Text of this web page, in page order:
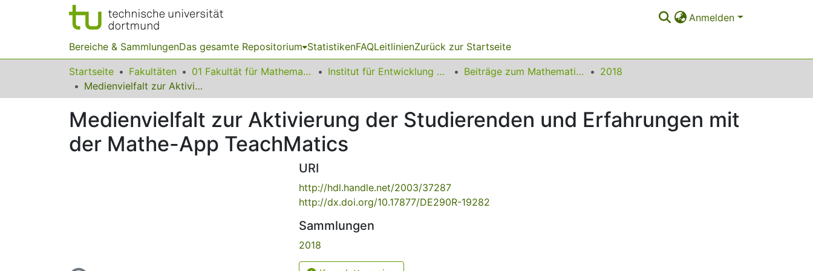
Anmelden
Bereiche & SammlungenDas gesamte Repositorium StatistikenFAQLeitlinienZurück zur Startseite
Startseite Fakultäten 01 Fakultät für Mathematik Institut für Entwicklung und Erforschung des Mathematikunterrichts Beiträge zum Mathematikunterricht
2018
Medienvielfalt zur Aktivierung der Studierenden und Erfahrungen mit der Mathe-App TeachMatics
Medienvielfalt zur Aktivierung der Studierenden und Erfahrungen mit
der Mathe-App TeachMatics
URI
http://hdl.handle.net/2003/37287
http://dx.doi.org/10.17877/DE290R-19282
Sammlungen
2018